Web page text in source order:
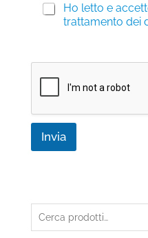
a
Ho letto e
trattamento dei
Invia
Cerca: